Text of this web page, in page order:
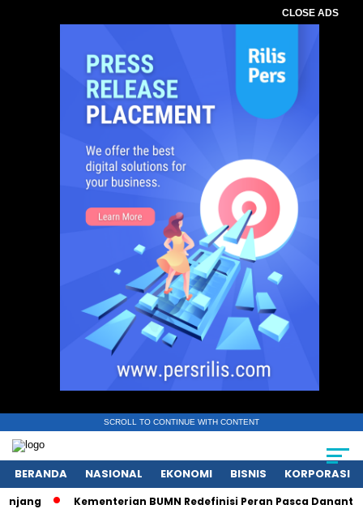
CLOSE ADS
SCROLL TO CONTINUE WITH CONTENT
BERANDA NASIONAL EKONOMI BISNIS KORPORASI
Kementerian BUMN Redefinisi Peran Pasca Danantara